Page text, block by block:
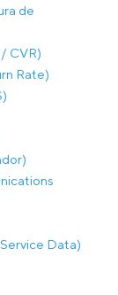
de
CVR)
Rate)
Data)